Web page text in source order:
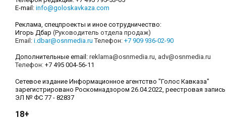
E-mail: info@goloskavkaza.com
Реклама, спецпроекты и иное сотрудничество:
Игорь Дбар (Руководитель отдела продаж)
Email: i.dbar@osnmedia.ru Телефон: +7 909 936-02-90
Дополнительные email: reklama@osnmedia.ru adv@osnmedia.ru
Телефон: +7 495 004-56-11
Сетевое издание Информационное агентство "Голос Кавказа"
зарегистрировано Роскомнадзором 26.04.2022, реестровая запись
ЭЛ № ФС 77 - 82837
18+